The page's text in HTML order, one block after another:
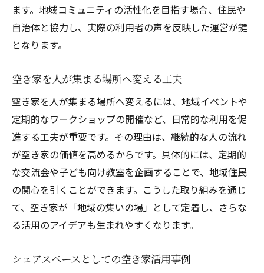
ます。地域コミュニティの活性化を目指す場合、住民や
自治体と協力し、実際の利用者の声を反映した運営が鍵
となります。
空き家を人が集まる場所へ変える工夫
空き家を人が集まる場所へ変えるには、地域イベントや
定期的なワークショップの開催など、日常的な利用を促
進する工夫が重要です。その理由は、継続的な人の流れ
が空き家の価値を高めるからです。具体的には、定期的
な交流会や子ども向け教室を企画することで、地域住民
の関心を引くことができます。こうした取り組みを通じ
て、空き家が「地域の集いの場」として定着し、さらな
る活用のアイデアも生まれやすくなります。
シェアスペースとしての空き家活用事例